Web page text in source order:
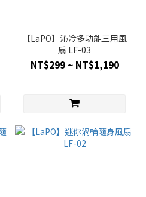
【LaPO】沁冷多功能三用風
扇 LF-03
NT$299 ~ NT$1,190